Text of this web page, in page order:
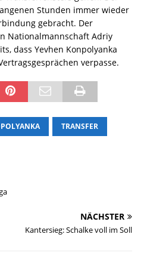
Stunden immer wieder
gebracht. Der
Nationalmannschaft Adriy
dass Yevhen Konpolyanka
verpasse.
TRANSFER
NÄCHSTER
Kantersieg: Schalke voll im Soll